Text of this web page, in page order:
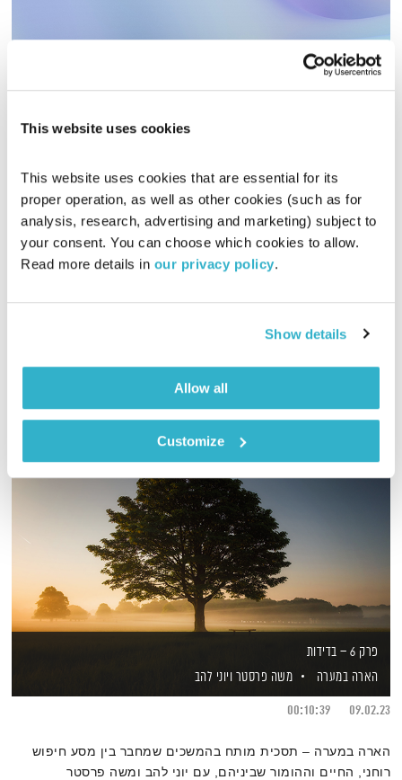
This website uses cookies
This website uses cookies that are essential for its
proper operation, as well as other cookies (such as for
analysis, research, advertising and marketing) subject to
your consent. You can choose which cookies to allow.
Read more details in our privacy policy.
Show details
Allow all
Customize
עולם קטן – 24.1.23
אורי בנקהלטר
24.01.23
01:59:47
מרגיע
אודיו
פרק 6 – בדידות
הארה במערה
משה פרסטר ויוני להב
09.02.23
00:10:39
הארה במערה – תסכית מותח בהמשכים שמחבר בין מסע חיפוש
רוחני, החיים וההומור שביניהם, עם יוני להב ומשה פרסטר